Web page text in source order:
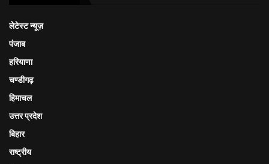
लेटेस्ट न्यूज़
पंजाब
हरियाणा
चण्डीगढ़
हिमाचल
उत्तर प्रदेश
बिहार
राष्ट्रीय